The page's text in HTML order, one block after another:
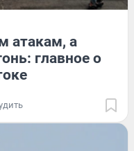
атакам, а
главное о